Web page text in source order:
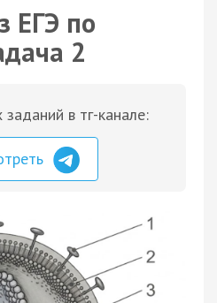
ЕГЭ по
2
в тг-канале: